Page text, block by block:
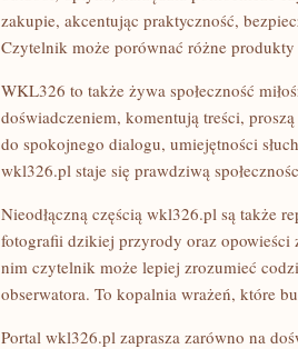
zakupie, akcentując praktyczność,
Czytelnik może porównać różne
WKL326 to także żywa społeczność
doświadczeniem, komentują treści,
do spokojnego dialogu, umiejętności
wkl326.pl staje się prawdziwą
Nieodłączną częścią wkl326.pl są także
fotografii dzikiej przyrody oraz opowieści
nim czytelnik może lepiej zrozumieć
obserwatora. To kopalnia wrażeń, które
Portal wkl326.pl zaprasza zarówno na